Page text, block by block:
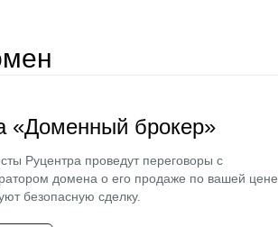
«Доменный брокер»
Руцентра проведут переговоры с
домена о его продаже по вашей цене
безопасную сделку.